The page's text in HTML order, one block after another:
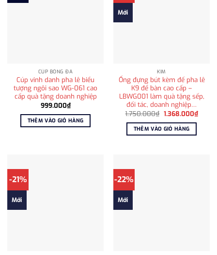
CÚP BÓNG ĐÁ
Cúp vinh danh pha lê biểu
tượng ngôi sao WG-061 cao
cấp quà tặng doanh nghiệp
999.000₫
THÊM VÀO GIỎ HÀNG
Mới
KIM
Ống đựng bút kèm đế pha lê
K9 để bàn cao cấp –
LBWG001 làm quà tặng sếp,
đối tác, doanh nghiệp…
1.750.000₫ Giá
là:
1.750.000₫.
1.368.000₫Giá
hiện
THÊM VÀO GIỎ HÀNG
-21%
Mới
-22%
Mới